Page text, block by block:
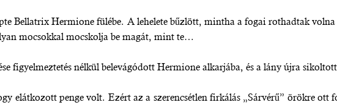
Bellatrix Hermione fülébe. A lehelete bűzlött, mintha a fogai rothadtak volna
mocsokkal mocskolja be magát, mint te…
figyelmeztetés nélkül belevágódott Hermione alkarjába, és a lány újra
elátkozott penge volt. Ezért az a szerencsétlen firkálás „Sárvérű” örökre ott